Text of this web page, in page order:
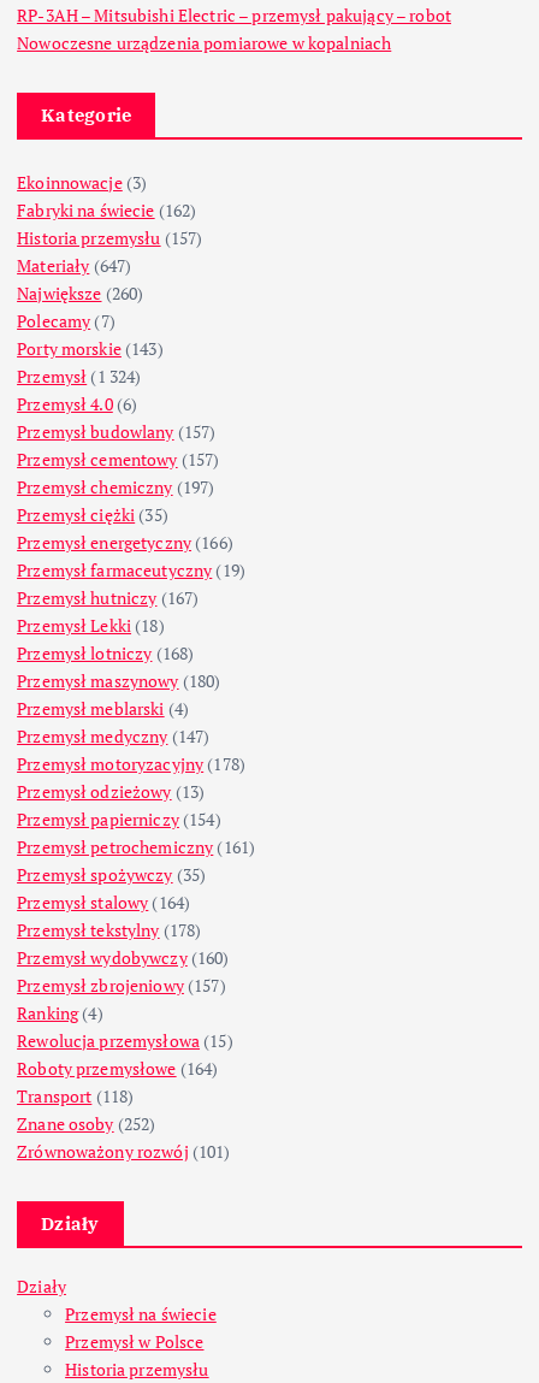
RP-3AH – Mitsubishi Electric – przemysł pakujący – robot
Nowoczesne urządzenia pomiarowe w kopalniach
Kategorie
Ekoinnowacje(3)
Fabryki na świecie (162)
Historia przemysłu (157)
Materiały (647)
Największe (260)
Polecamy (7)
Porty morskie(143)
Przemysł (1 324)
Przemysł 4.0(6)
Przemysł budowlany (157)
Przemysł cementowy (157)
Przemysł chemiczny (197)
Przemysł ciężki (35)
Przemysł energetyczny (166)
Przemysł farmaceutyczny (19)
Przemysł hutniczy (167)
Przemysł Lekki (18)
Przemysł lotniczy (168)
Przemysł maszynowy (180)
Przemysł meblarski (4)
Przemysł medyczny (147)
Przemysł motoryzacyjny (178)
Przemysł odzieżowy (13)
Przemysł papierniczy(154)
Przemysł petrochemiczny (161)
Przemysł spożywczy (35)
Przemysł stalowy (164)
Przemysł tekstylny (178)
Przemysł wydobywczy(160)
Przemysł zbrojeniowy(157)
Ranking(4)
Rewolucja przemysłowa (15)
Roboty przemysłowe (164)
Transport (118)
Znane osoby (252)
Zrównoważony rozwój (101)
Działy
Działy
Przemysł na świecie
Przemysł w Polsce
Historia przemysłu